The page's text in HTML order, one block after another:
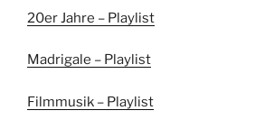
20er Jahre – Playlist
Madrigale – Playlist
Filmmusik – Playlist